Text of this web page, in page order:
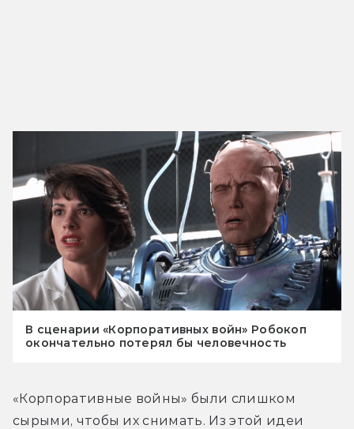
В сценарии «Корпоративных войн» Робокоп
окончательно потерял бы человечность
«Корпоративные войны» были слишком
сырыми, чтобы их снимать. Из этой идеи